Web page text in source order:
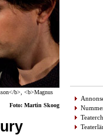
b>, <b>Magnus
Foto: Martin Skoog